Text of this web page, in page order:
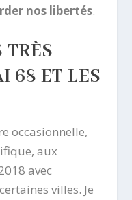
nos libertés.
TRÈS
68 ET LES
occasionnelle,
aux
avec
villes. Je